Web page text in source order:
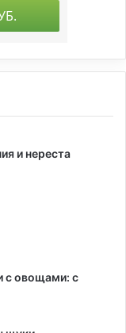
и нереста
с овощами: с